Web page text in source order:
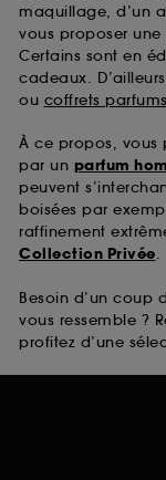
maquillage, d’un
vous proposer
Certains sont en
cadeaux.
ou coffrets
À ce propos, vous
par un parfum
peuvent
boisées par
raffinement
Collection Privée.
Besoin d’un coup
vous ressemble ?
profitez d’une